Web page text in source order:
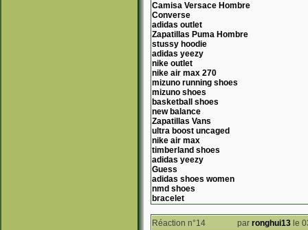
Camisa Versace Hombre
Converse
adidas outlet
Zapatillas Puma Hombre
stussy hoodie
adidas yeezy
nike outlet
nike air max 270
mizuno running shoes
mizuno shoes
basketball shoes
new balance
Zapatillas Vans
ultra boost uncaged
nike air max
timberland shoes
adidas yeezy
Guess
adidas shoes women
nmd shoes
bracelet
Réaction n°14 par ronghui13 le